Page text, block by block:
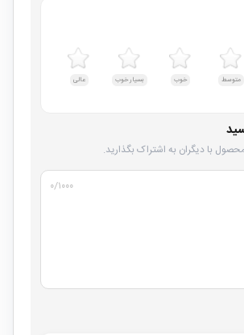
متوسط خوب بسیار خوب عالی
با دیگران به اشتراک بگذارید.
۰/۱۰۰۰